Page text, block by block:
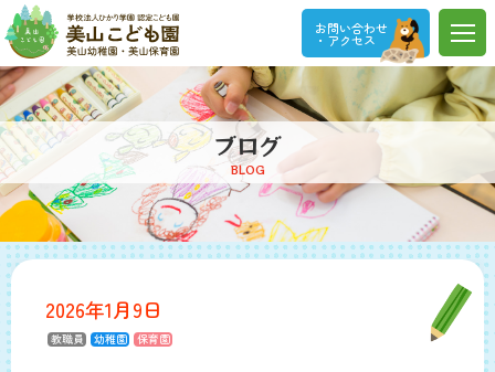
お問い合わせ
・アクセス
ブログ
BLOG
2026年1月9日
教職員 幼稚園 保育園